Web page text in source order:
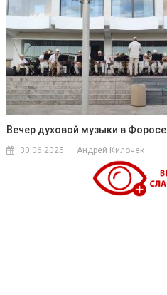
Вечер духовой музыки в Форосе
30.06.2025 Андрей Килочек